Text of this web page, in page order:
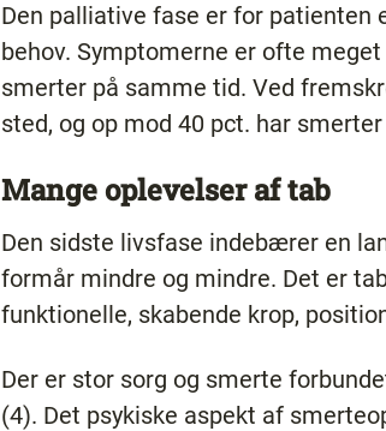
Den palliative fase er for
behov. Symptomerne er ofte
smerter på samme tid. Ved
sted, og op mod 40 pct. har
Mange oplevelser af tab
Den sidste livsfase indebærer en
formår mindre og mindre. Det er
funktionelle, skabende krop,
Der er stor sorg og smerte
(4). Det psykiske aspekt af